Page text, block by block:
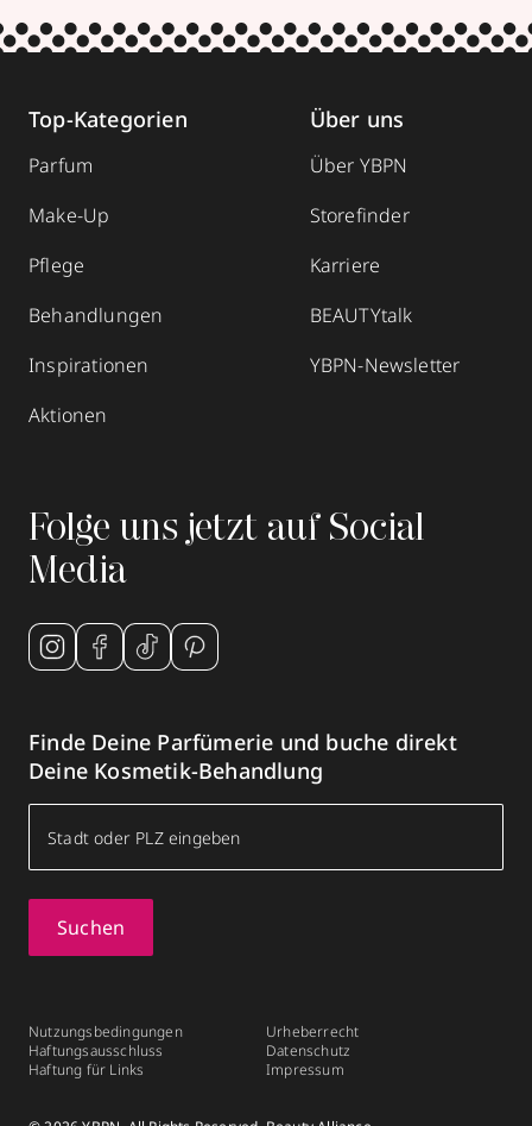
Top-Kategorien
Parfum
Make-Up
Pflege
Behandlungen
Inspirationen
Aktionen
Über uns
Über YBPN
Storefinder
Karriere
BEAUTYtalk
YBPN-Newsletter
Folge uns jetzt auf Social
Media
Finde Deine Parfümerie und buche direkt
Deine Kosmetik-Behandlung
Suchen
Nutzungsbedingungen
Haftungsausschluss
Haftung für Links
Urheberrecht
Datenschutz
Impressum